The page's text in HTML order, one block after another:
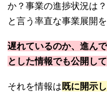
か？事業の進捗状況は
と言う率直な事業展開
遅れているのか、進ん
とした情報でも公開し
それを情報は既に開示